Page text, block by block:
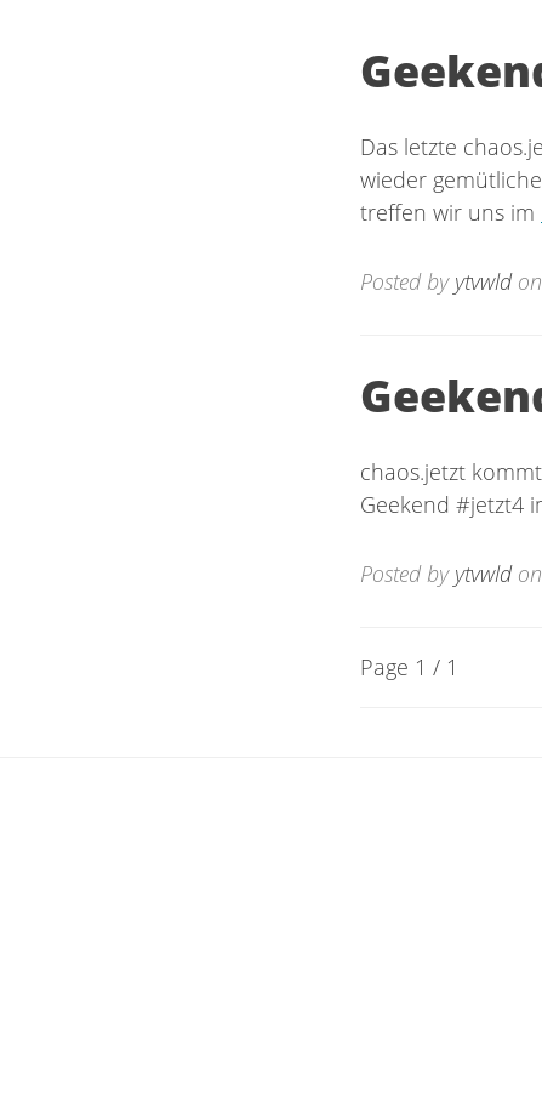
Das letzte
wieder
treffen wir uns im
Posted by ytvwldon
chaos.jetzt
Geekend #jetzt4
Posted by ytvwldon
Page 1 / 1